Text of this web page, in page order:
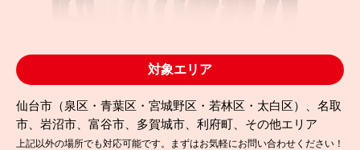
対象エリア
仙台市（泉区・青葉区・宮城野区・若林区・太白区）、名取
市、岩沼市、富谷市、多賀城市、利府町、その他エリア
上記以外の場所でも対応可能です。まずはお気軽にお問い合わせください！